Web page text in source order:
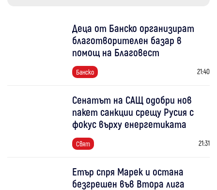
Деца от Банско организират
благотворителен базар в
помощ на Благовест
Банско 21:40
Сенатът на САЩ одобри нов
пакет санкции срещу Русия с
фокус върху енергетиката
Свят 21:31
Етър спря Марек и остана
безгрешен във Втора лига